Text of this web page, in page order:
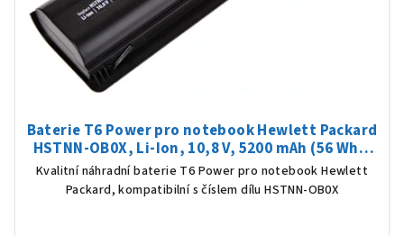
Baterie T6 Power pro notebook Hewlett Packard
HSTNN-OB0X, Li-Ion, 10,8 V, 5200 mAh (56 Wh),
černá
Kvalitní náhradní baterie T6 Power pro notebook Hewlett
Packard, kompatibilní s číslem dílu HSTNN-OB0X